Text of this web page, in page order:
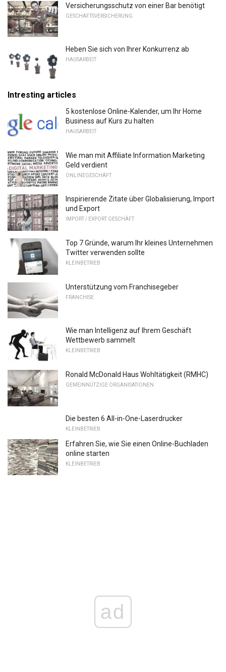
Versicherungsschutz von einer Bar benötigt
GESCHÄFTSVERSICHERUNG
Heben Sie sich von Ihrer Konkurrenz ab
HAUSARBEIT
Intresting articles
5 kostenlose Online-Kalender, um Ihr Home
Business auf Kurs zu halten
HAUSARBEIT
Wie man mit Affiliate Information Marketing
Geld verdient
ONLINEGESCHÄFT
Inspirierende Zitate über Globalisierung, Import
und Export
IMPORT / EXPORT GESCHÄFT
Top 7 Gründe, warum Ihr kleines Unternehmen
Twitter verwenden sollte
KLEINBETRIEB
Unterstützung vom Franchisegeber
FRANCHISE
Wie man Intelligenz auf Ihrem Geschäft
Wettbewerb sammelt
KLEINBETRIEB
Ronald McDonald Haus Wohltätigkeit (RMHC)
GEMEINNÜTZIGE ORGANISATIONEN
Die besten 6 All-in-One-Laserdrucker
KLEINBETRIEB
Erfahren Sie, wie Sie einen Online-Buchladen
online starten
KLEINBETRIEB
ad